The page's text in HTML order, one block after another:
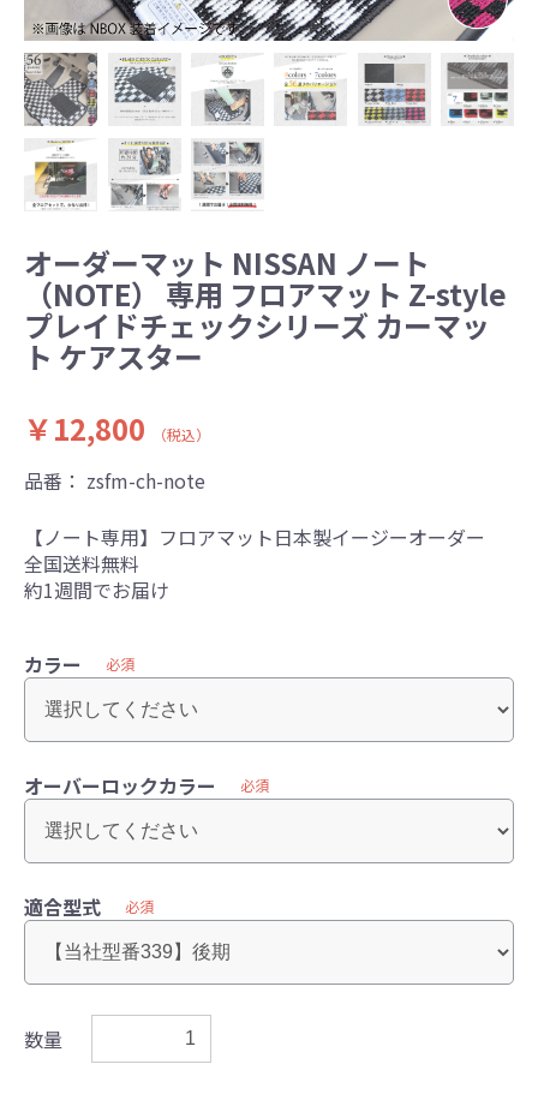
オーダーマット NISSAN ノート
（NOTE） 専用 フロアマット Z-style
プレイドチェックシリーズ カーマッ
ト ケアスター
￥12,800
（税込）
品番： zsfm-ch-note
【ノート専用】フロアマット日本製イージーオーダー
全国送料無料
約1週間でお届け
カラー 必須
オーバーロックカラー 必須
適合型式 必須
数量